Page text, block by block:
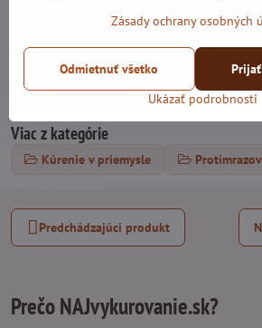
Kontrolka chodu:
Hysterézia:
Vypínač:
Viac z kategórie
Kúrenie v priemysle
Predchádzajúci produkt
Prečo NAJvykurovanie.sk?
Zásady ochrany osobných
Ukázať podrobnosti
Odmietnuť všetko